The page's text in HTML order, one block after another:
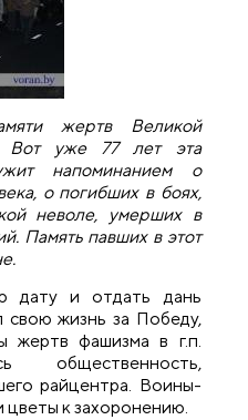
жертв Великой
Вот уже 77 лет эта
напоминанием о
о погибших в боях,
неволе, умерших в
Память павших в этот
дату и отдать дань
свою жизнь за Победу,
жертв фашизма в г.п.
общественность,
райцентра. Воины-
цветы к захоронению.